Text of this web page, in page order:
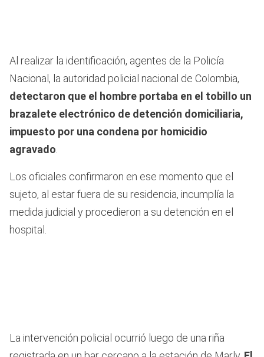
Al realizar la identificación, agentes de la Policía
Nacional, la autoridad policial nacional de Colombia,
detectaron que el hombre portaba en el tobillo un
brazalete electrónico de detención domiciliaria,
impuesto por una condena por homicidio
agravado
Los oficiales confirmaron en ese momento que el
sujeto, al estar fuera de su residencia, incumplía la
medida judicial y procedieron a su detención en el
hospital.
La intervención policial ocurrió luego de una riña